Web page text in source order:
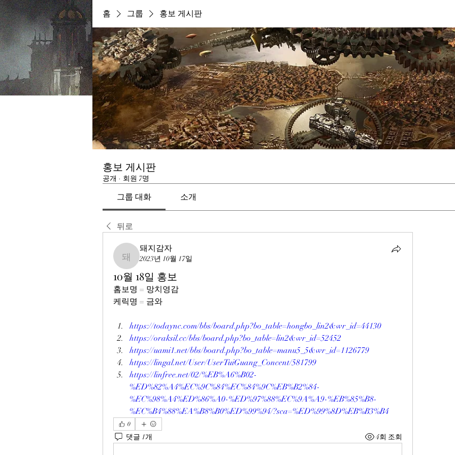
홈 그룹 홍보 게시판
홍보 게시판
공개 · 회원 7명
그룹 대화 소개
뒤로
돼지감자
돼지감자
2023년 10월 17일
10월 18일 홍보
홈보명 = 망치영감
케릭명 = 금와
https://todaync.com/bbs/board.php?bo_table=hongbo_lin2&wr_id=44130
https://oraksil.cc/bbs/board.php?bo_table=lin2&wr_id=52452
https://uami1.net/bbs/board.php?bo_table=manu5_5&wr_id=1126779
https://lingal.net/User/UserTuiGuang_Concent/581799
https://linfree.net/02/%EB%A6%B02-
%ED%82%A4%EC%9C%84%EC%84%9C%EB%B2%84-
%EC%98%A4%ED%86%A0-%ED%97%88%EC%9A%A9-%EB%85%B8-
%EC%B4%88%EA%B8%B0%ED%99%94/?sca=%ED%99%8D%EB%B3%B4
0
댓글 1개 4회 조회